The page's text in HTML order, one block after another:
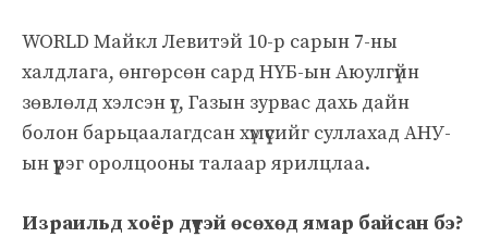
WORLD Майкл Левитэй 10-р сарын 7-ны
халдлага, өнгөрсөн сард НҮБ-ын Аюулгүйн
зөвлөлд хэлсэн үг, Газын зурвас дахь дайн
болон барьцаалагдсан хүмүүсийг суллахад АНУ-
ын үүрэг оролцооны талаар ярилцлаа.
Израильд хоёр дүүтэй өсөхөд ямар байсан бэ?